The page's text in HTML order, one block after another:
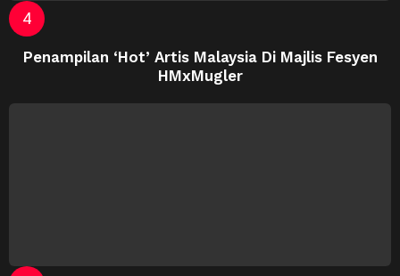
Penampilan ‘Hot’ Artis Malaysia Di Majlis Fesyen
HMxMugler